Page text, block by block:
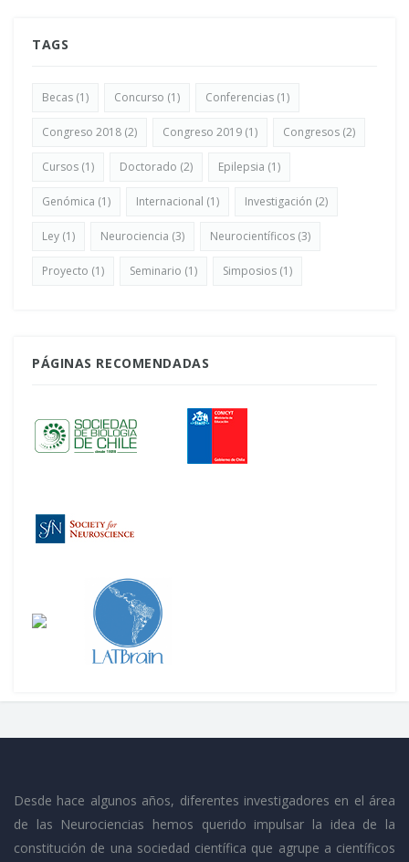
TAGS
Becas (1) Concurso (1) Conferencias (1)
Congreso 2018 (2) Congreso 2019 (1) Congresos (2)
Cursos (1) Doctorado (2) Epilepsia (1)
Genómica (1) Internacional (1) Investigación (2)
Ley (1) Neurociencia (3) Neurocientíficos (3)
Proyecto (1) Seminario (1) Simposios (1)
PÁGINAS RECOMENDADAS
Desde hace algunos años, diferentes investigadores en el área
de las Neurociencias hemos querido impulsar la idea de la
constitución de una sociedad científica que agrupe a científicos